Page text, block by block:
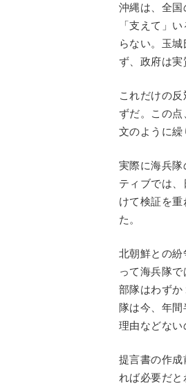
沖縄は、全
「支えて」
らない。玉
ず、政府は実
これだけの
ずだ。この点
文のように繰
実際に海兵
ティブでは
けて検証を
た。
北朝鮮との
って海兵隊
部隊はわず
隊は今、年
理由などない
提言書の作
れば必要だ